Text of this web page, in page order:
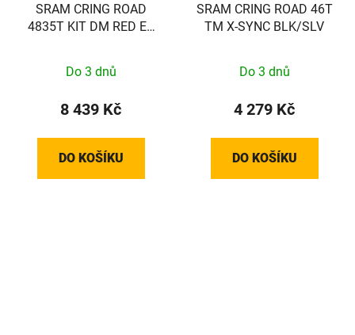
SRAM CRING ROAD
4835T KIT DM RED E1
Do 3 dnů
8 439 Kč
DO KOŠÍKU
SRAM CRING ROAD 46T
TM X-SYNC BLK/SLV
Do 3 dnů
4 279 Kč
DO KOŠÍKU